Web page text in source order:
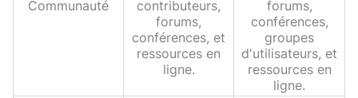
Communauté
contributeurs,
forums,
conférences, et
ressources en
ligne.
forums,
conférences,
groupes
d'utilisateurs, et
ressources en
ligne.